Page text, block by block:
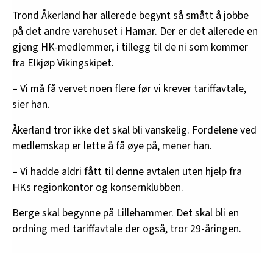
Trond Åkerland har allerede begynt så smått å jobbe
på det andre varehuset i Hamar. Der er det allerede en
gjeng HK-medlemmer, i tillegg til de ni som kommer
fra Elkjøp Vikingskipet.
– Vi må få vervet noen flere før vi krever tariffavtale,
sier han.
Åkerland tror ikke det skal bli vanskelig. Fordelene ved
medlemskap er lette å få øye på, mener han.
– Vi hadde aldri fått til denne avtalen uten hjelp fra
HKs regionkontor og konsernklubben.
Berge skal begynne på Lillehammer. Det skal bli en
ordning med tariffavtale der også, tror 29-åringen.